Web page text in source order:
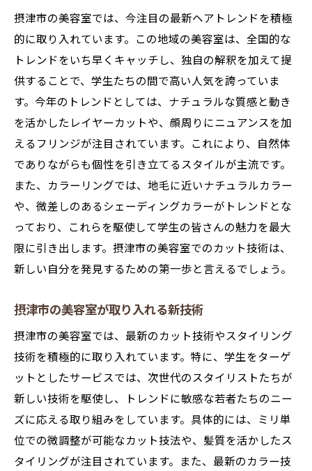
摂津市の美容室では、今注目の最新ヘアトレンドを積極
的に取り入れています。この地域の美容室は、全国的な
トレンドをいち早くキャッチし、独自の解釈を加えて提
供することで、学生たちの間で高い人気を誇っていま
す。今年のトレンドとしては、ナチュラルな質感と動き
を活かしたレイヤーカットや、顔周りにニュアンスを加
えるフリンジが注目されています。これにより、自然体
でありながらも個性を引き立てるスタイルが主流です。
また、カラーリングでは、地毛に近いナチュラルカラー
や、微差しのあるシェーディングカラーがトレンドとな
っており、これらを駆使して学生の皆さんの魅力を最大
限に引き出します。摂津市の美容室でのカット技術は、
新しい自分を発見するための第一歩と言えるでしょう。
摂津市の美容室が取り入れる新技術
摂津市の美容室では、最新のカット技術やスタイリング
技術を積極的に取り入れています。特に、学生をターゲ
ットとしたサービスでは、次世代のスタイリストたちが
新しい技術を駆使し、トレンドに敏感な若者たちのニー
ズに応える取り組みをしています。具体的には、ミリ単
位での微調整が可能なカット技法や、髪質を活かしたス
タイリングが注目されています。また、最新のカラー技